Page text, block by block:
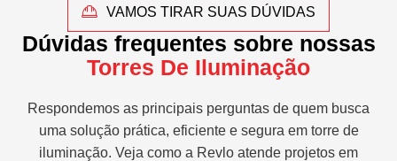
VAMOS TIRAR SUAS DÚVIDAS
Dúvidas frequentes sobre nossas
Torres De Iluminação
Respondemos as principais perguntas de quem busca
uma solução prática, eficiente e segura em torre de
iluminação. Veja como a Revlo atende projetos em